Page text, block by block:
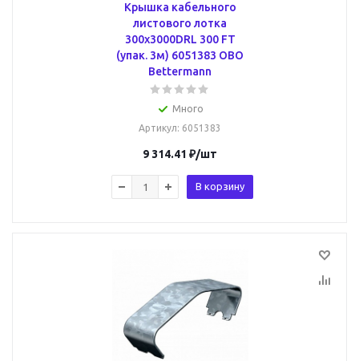
Крышка кабельного
листового лотка
300x3000DRL 300 FT
(упак. 3м) 6051383 OBO
Bettermann
Много
Артикул: 6051383
9 314.41 ₽/шт
В корзину